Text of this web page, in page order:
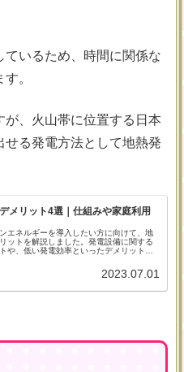
いるため、時間に関係な
。
、火山帯に位置する日本
る発電方法として地熱発
メリット4選｜仕組みや家庭利用
エネルギーを導入したい方に向けて、地
ットを解説しました。発電設備に関する
や、低い発電効率といったデメリットは
えます。住宅に活用できる地中熱システム
れていますので、ぜひ参考にしてみてくだ
2023.07.01